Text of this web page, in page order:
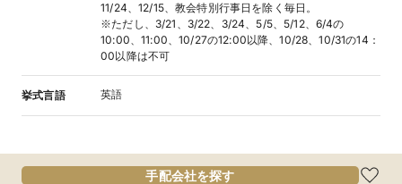
11/24、12/15、教会特別行事日を除く毎日。
※ただし、3/21、3/22、3/24、5/5、5/12、6/4の
10:00、11:00、10/27の12:00以降、10/28、10/31の14：
00以降は不可
挙式言語 英語
手配会社を探す